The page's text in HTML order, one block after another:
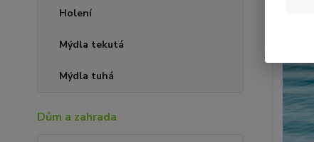
Holení
Mýdla tekutá
Mýdla tuhá
Dům a zahrada